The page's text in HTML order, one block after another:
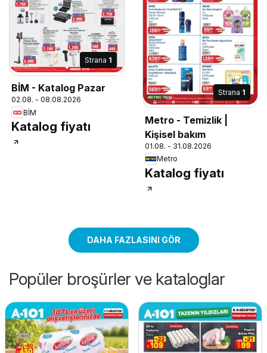
Strana 1
BİM - Katalog Pazar
02.08. - 08.08.2026
BİM
Katalog fiyatı
Strana 1
Metro - Temizlik |
Kişisel bakım
01.08. - 31.08.2026
Metro
Katalog fiyatı
DAHA FAZLASINI GÖR
Popüler broşürler ve kataloglar